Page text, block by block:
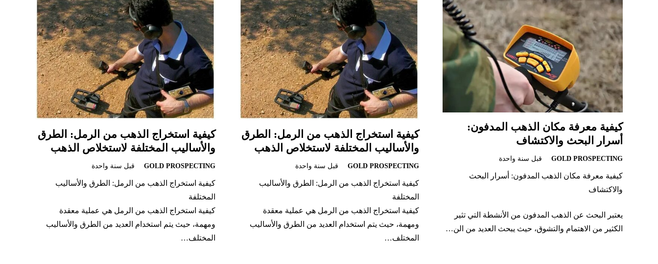
كيفية معرفة مكان الذهب المدفون:
أسرار البحث والاكتشاف
GOLD PROSPECTING قبل سنة واحدة
كيفية معرفة مكان الذهب المدفون: أسرار البحث
والاكتشاف
يعتبر البحث عن الذهب المدفون من الأنشطة التي تثير
الكثير من الاهتمام والتشوق، حيث يبحث العديد من الن…
كيفية استخراج الذهب من الرمل: الطرق
والأساليب المختلفة لاستخلاص الذهب
GOLD PROSPECTING قبل سنة واحدة
كيفية استخراج الذهب من الرمل: الطرق والأساليب
المختلفة
كيفية استخراج الذهب من الرمل هي عملية معقدة
ومهمة، حيث يتم استخدام العديد من الطرق والأساليب
المختلف…
كيفية استخراج الذهب من الرمل: الطرق
والأساليب المختلفة لاستخلاص الذهب
GOLD PROSPECTING قبل سنة واحدة
كيفية استخراج الذهب من الرمل: الطرق والأساليب
المختلفة
كيفية استخراج الذهب من الرمل هي عملية معقدة
ومهمة، حيث يتم استخدام العديد من الطرق والأساليب
المختلف…